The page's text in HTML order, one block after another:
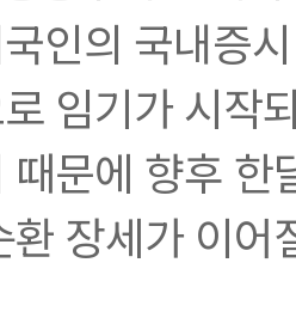
인의 국내증
임기가 시작
때문에 향후
환 장세가 이